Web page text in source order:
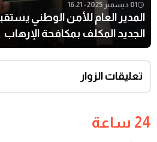
01 ديسمبر 2025 - 16:21
المدير العام للأمن الوطني
الجديد المكلف بمكافحة الإرهاب
تعليقات الزوار
24 ساعة